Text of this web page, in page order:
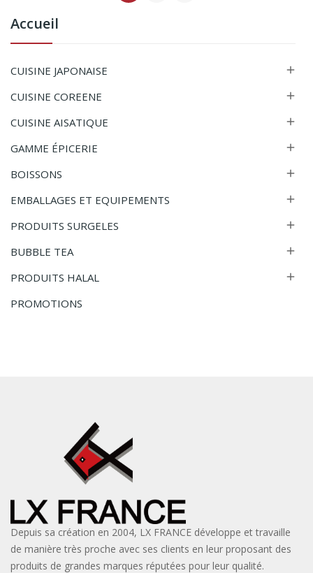
Accueil
CUISINE JAPONAISE 
CUISINE COREENE 
CUISINE AISATIQUE 
GAMME ÉPICERIE 
BOISSONS 
EMBALLAGES ET EQUIPEMENTS 
PRODUITS SURGELES 
BUBBLE TEA 
PRODUITS HALAL 
PROMOTIONS
Depuis sa création en 2004, LX FRANCE développe et travaille
de manière très proche avec ses clients en leur proposant des
produits de grandes marques réputées pour leur qualité.